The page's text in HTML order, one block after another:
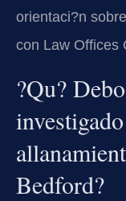
orientaci?n
con Law Offices
?Qu?
Bedford?